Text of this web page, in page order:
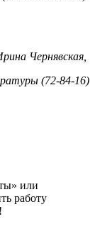
Чернявская,
(72-84-16)
или
работу